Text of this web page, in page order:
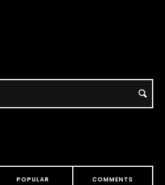
POPULAR COMMENTS